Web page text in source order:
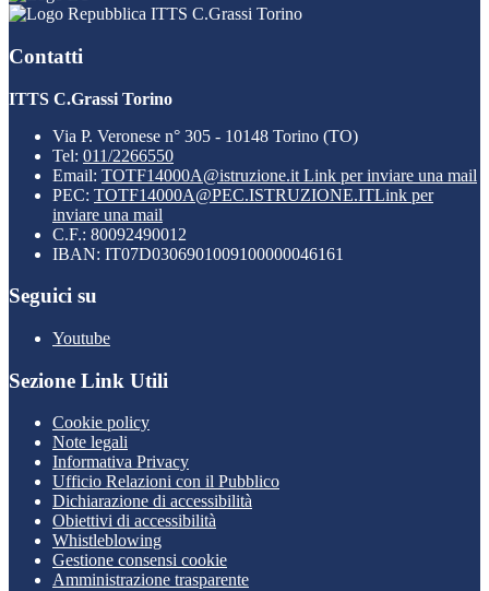
ITTS C.Grassi Torino
Contatti
ITTS C.Grassi Torino
Via P. Veronese n° 305 - 10148 Torino (TO)
Tel: 011/2266550
Email: TOTF14000A@istruzione.it Link per inviare una mail
PEC: TOTF14000A@PEC.ISTRUZIONE.ITLink per
inviare una mail
C.F.: 80092490012
IBAN: IT07D0306901009100000046161
Seguici su
Youtube
Sezione Link Utili
Cookie policy
Note legali
Informativa Privacy
Ufficio Relazioni con il Pubblico
Dichiarazione di accessibilità
Obiettivi di accessibilità
Whistleblowing
Gestione consensi cookie
Amministrazione trasparente